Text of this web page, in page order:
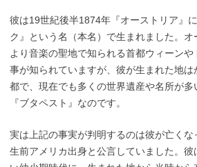
彼は19世紀後半1874年『オーストリア』
ク』という名（本名）で生まれました。
より音楽の聖地で知られる首都ウィーン
事が知られていますが、彼が生まれた地
都で、現在でも多くの世界遺産や名所が多
『ブタペスト』なのです。
実は上記の事実が判明するのは彼が亡く
生前アメリカ出身と公言していました。